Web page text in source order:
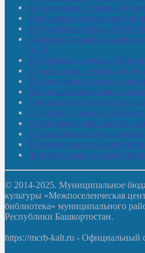
Кельтеевская сельская
Киебаковская сельская
Кокушевская сельская
Краснохолмская сельская
№ 21
Кутеремская сельская
Кучашевская сельская
Малокачаковская сельская
Нижнекачмашевская
Новокильбахтинская
Сазовская сельская
Староорьебашевская
Старояшевская сельская
Тюльдинская сельская
Чилибеевская сельская
© 2014-2025. Муниципальное
культуры «Межпоселенческая
библиотека» муниципального
Республики Башкортостан.
https://mcrb-kalt.ru - Официальный